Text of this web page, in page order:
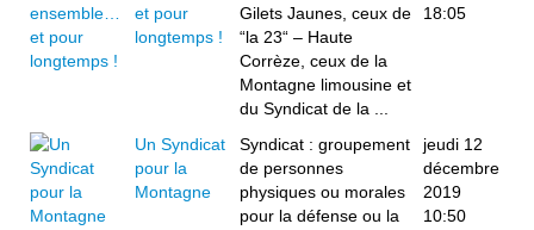
et pour
longtemps !
Gilets Jaunes, ceux de
“la 23“ – Haute
Corrèze, ceux de la
Montagne limousine et
du Syndicat de la ...
18:05
Un Syndicat
pour la
Montagne
Syndicat : groupement
de personnes
physiques ou morales
pour la défense ou la
jeudi 12
décembre
2019
10:50